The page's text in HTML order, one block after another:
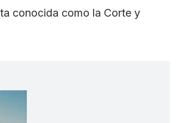
conocida como la Corte y